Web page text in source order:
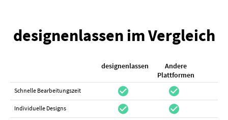
designenlassen im Vergleich
designenlassen
Andere
Plattformen
Schnelle Bearbeitungszeit check_circle check_circle
Individuelle Designs check_circle check_circle